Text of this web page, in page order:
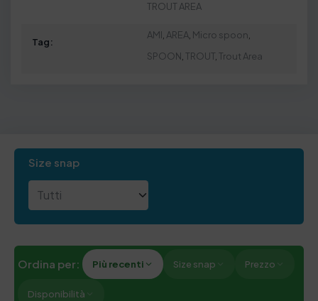
TROUT AREA
Tag:
AMI, AREA, Micro spoon,
SPOON,TROUT,Trout Area
Size snap
Ordina per: Più recenti Size snap Prezzo
Disponibilità